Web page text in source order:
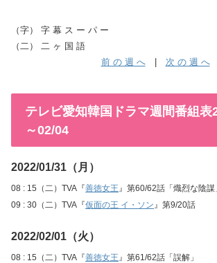
（字） 字 幕 ス ー パ ー
（二） 二 ヶ 国 語
前 の 週 へ| 次 の 週 へ
テレビ愛知韓国ドラマ週間番組表
～02/04
2022/01/31（月）
08 : 15（二）TVA『善徳女王』第60/62話「熾烈な陰謀
09 : 30（二）TVA『仮面の王 イ・ソン』第9/20話
2022/02/01（火）
08 : 15（二）TVA『善徳女王』第61/62話「誤解」